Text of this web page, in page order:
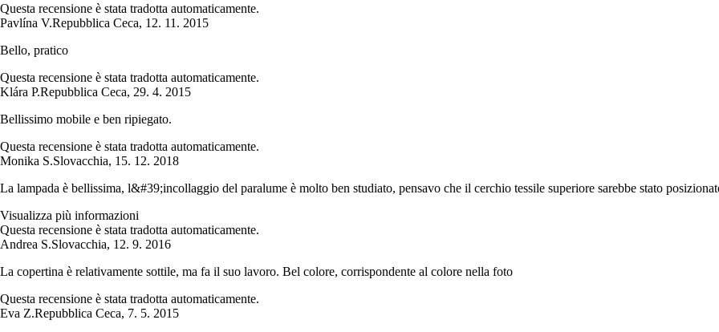
Questa recensione è stata tradotta automaticamente.
Pavlína V.Repubblica Ceca, 12. 11. 2015
Bello, pratico
Questa recensione è stata tradotta automaticamente.
Klára P.Repubblica Ceca, 29. 4. 2015
Bellissimo mobile e ben ripiegato.
Questa recensione è stata tradotta automaticamente.
Monika S.Slovacchia, 15. 12. 2018
La lampada è bellissima, l&#39;incollaggio del paralume è molto ben studiato, pensavo che il cerchio tessile superiore sarebbe stato
Visualizza più informazioni
Questa recensione è stata tradotta automaticamente.
Andrea S.Slovacchia, 12. 9. 2016
La copertina è relativamente sottile, ma fa il suo lavoro. Bel colore, corrispondente al colore nella foto
Questa recensione è stata tradotta automaticamente.
Eva Z.Repubblica Ceca, 7. 5. 2015